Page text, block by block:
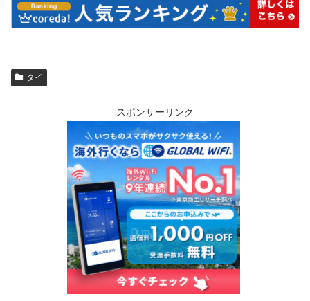
タイ
スポンサーリンク